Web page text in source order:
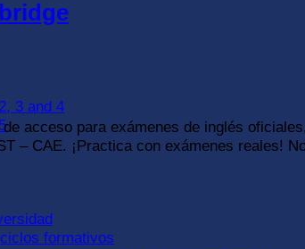
3 and 4
formativos
acceso para exámenes de inglés
– CAE. ¡Practica con exámenes